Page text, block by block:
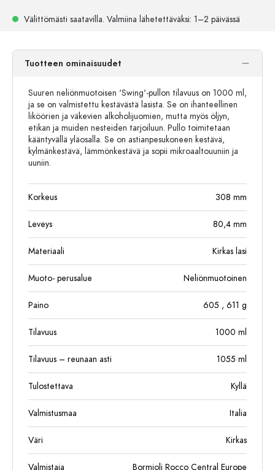
Välittömästi saatavilla. Valmiina lähetettäväksi: 1–2 päivässä
Tuotteen ominaisuudet
Suuren neliönmuotoisen 'Swing'-pullon tilavuus on 1000 ml,
ja se on valmistettu kestävästä lasista. Se on ihanteellinen
liköörien ja väkevien alkoholijuomien, mutta myös öljyn,
etikan ja muiden nesteiden tarjoiluun. Pullo toimitetaan
kääntyvällä yläosalla. Se on astianpesukoneen kestävä,
kylmänkestävä, lämmönkestävä ja sopii mikroaaltouuniin ja
uuniin.
Korkeus 308 mm
Leveys 80,4 mm
Materiaali Kirkas lasi
Muoto- perusalue Neliönmuotoinen
Paino 605 , 611 g
Tilavuus 1000 ml
Tilavuus – reunaan asti 1055 ml
Tulostettava Kyllä
Valmistusmaa Italia
Väri Kirkas
Valmistaja Bormioli Rocco Central Europe